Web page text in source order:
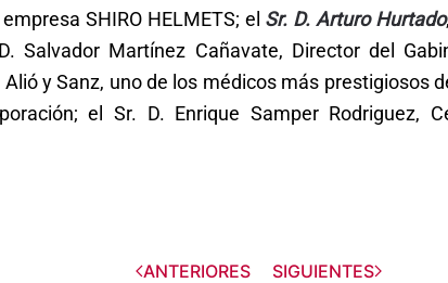
SHIRO HELMETS; el Sr. D. Arturo Hurtado
Salvador Martínez Cañavate, Director del
y Sanz, uno de los médicos más prestigiosos
el Sr. D. Enrique Samper Rodriguez,
ANTERIORES SIGUIENTES